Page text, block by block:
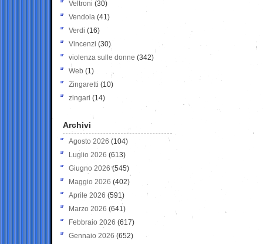
Veltroni (30)
Vendola (41)
Verdi (16)
Vincenzi (30)
violenza sulle donne (342)
Web (1)
Zingaretti (10)
zingari (14)
Archivi
Agosto 2026 (104)
Luglio 2026 (613)
Giugno 2026 (545)
Maggio 2026 (402)
Aprile 2026 (591)
Marzo 2026 (641)
Febbraio 2026 (617)
Gennaio 2026 (652)